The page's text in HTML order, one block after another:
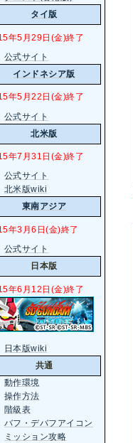
タイ版
年5月29日(金)終了
公式サイト
インドネシア版
年5月22日(金)終了
公式サイト
北米版
年7月31日(金)終了
公式サイト
北米版wiki
東南アジア
年3月6日(金)終了
公式サイト
日本版
年6月12日(金)終了
日本版wiki
共通
動作環境
操作方法
階級表
バフ・デバフアイコン
ミッション攻略